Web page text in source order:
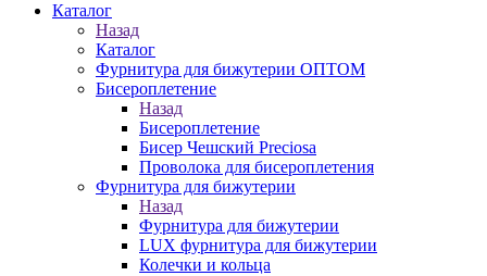
Каталог
Назад
Каталог
Фурнитура для бижутерии ОПТОМ
Бисероплетение
Назад
Бисероплетение
Бисер Чешский Preciosa
Проволока для бисероплетения
Фурнитура для бижутерии
Назад
Фурнитура для бижутерии
LUX фурнитура для бижутерии
Колечки и кольца